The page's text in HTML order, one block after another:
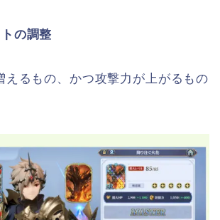
の調整
えるもの、かつ攻撃力が上がるもの